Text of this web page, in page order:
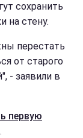
сохранить
на стену.
перестать
от старого
- заявили в
первую
.